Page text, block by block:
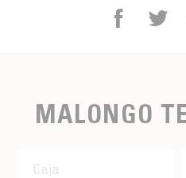
MALONGO
Caja